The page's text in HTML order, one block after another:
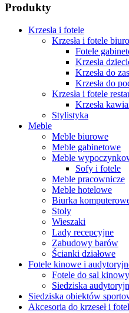
Produkty
Krzesła i fotele
Krzesła i fotele
Fotele
Krzesła
Krzesła do
Krzesła do
Krzesła i fotele
Krzesła
Stylistyka
Meble
Meble biurowe
Meble gabinetowe
Meble
Sofy i fotele
Meble pracownicze
Meble hotelowe
Biurka
Stoły
Wieszaki
Lady recepcyjne
Zabudowy barów
Ścianki działowe
Fotele kinowe i
Fotele do sal
Siedziska
Siedziska obiektów
Akcesoria do krzeseł i